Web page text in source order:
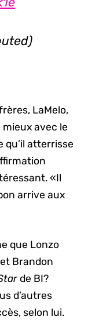
LaMelo,
avec le
qu’il atterrisse
«Il
arrive aux
que Lonzo
Brandon
de BI?
d’autres
selon lui.